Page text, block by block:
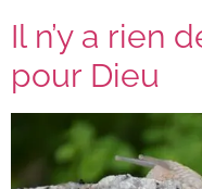
Il n’y a rien
pour Dieu